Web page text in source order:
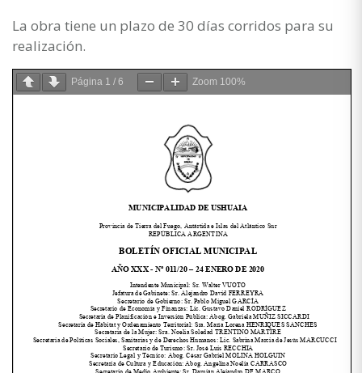
La obra tiene un plazo de 30 días corridos para su
realización.
Página 1 / 6 Zoom 100%